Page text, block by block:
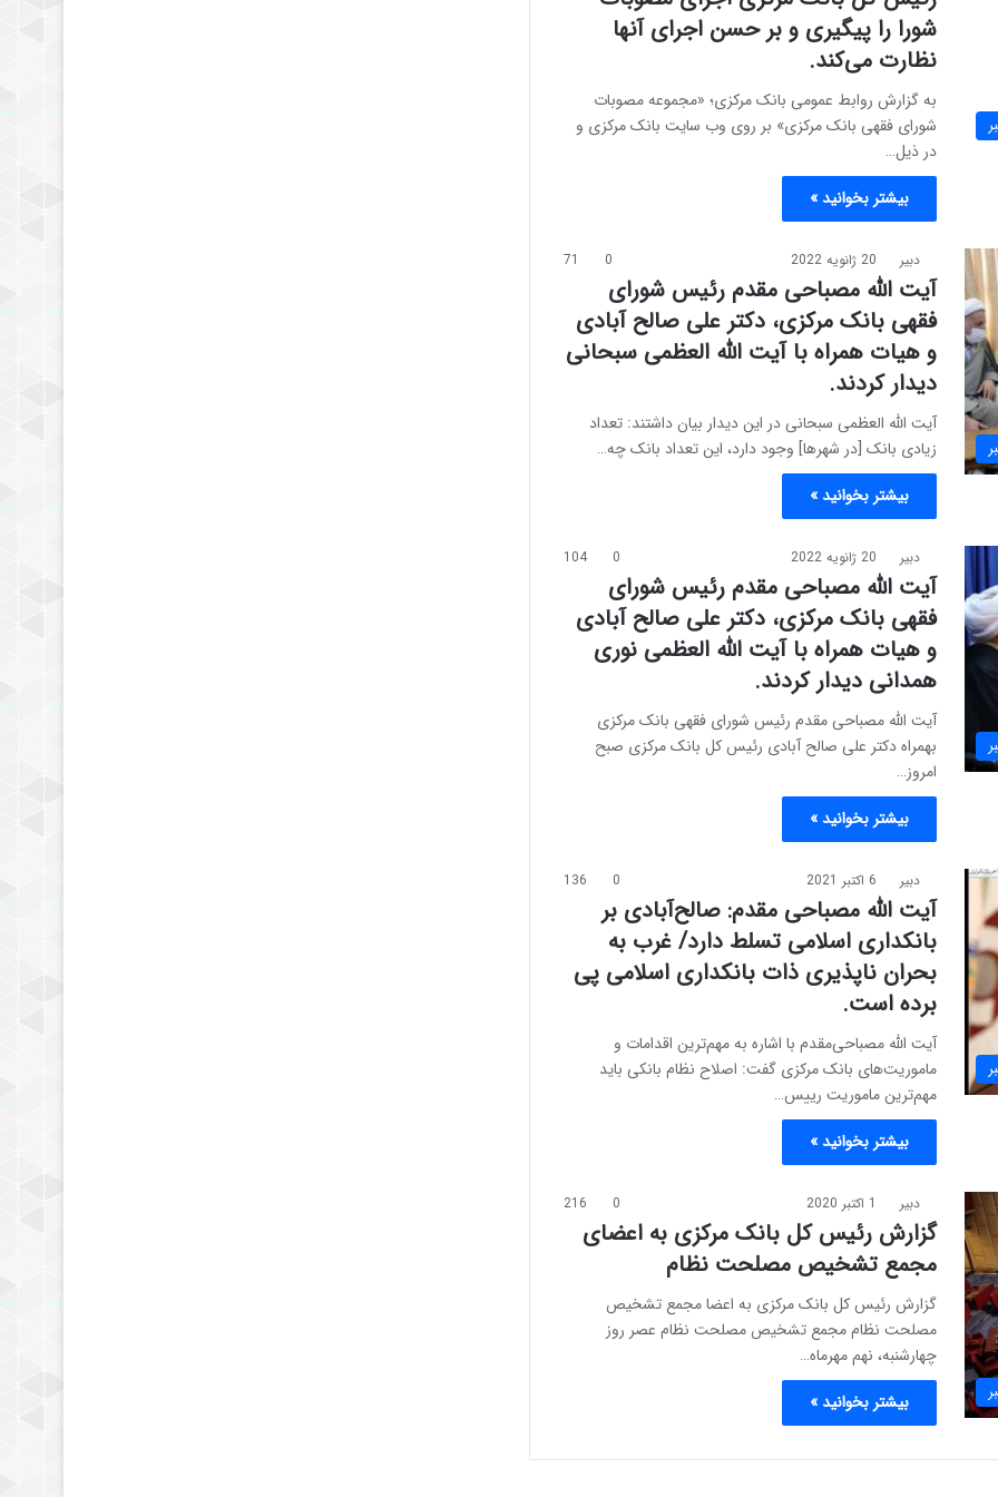
شورا را پیگیری و بر حسن اجرای آنها
نظارت می‌کند.
به گزارش روابط عمومی بانک مرکزی؛ «مجموعه مصوبات
شورای فقهی بانک مرکزی» بر روی وب سایت بانک مرکزی و
در ذیل…
بیشتر بخوانید »
دبیر 20 ژانویه 2022 0
71
آیت الله مصباحی مقدم رئیس شورای
فقهی بانک مرکزی، دکتر علی صالح آبادی
و هیات همراه با آیت الله العظمی سبحانی
دیدار کردند.
آیت الله العظمی سبحانی در این دیدار بیان داشتند: تعداد
زیادی بانک [در شهرها] وجود دارد، این تعداد بانک چه…
بیشتر بخوانید »
دبیر 20 ژانویه 2022 0
104
آیت الله مصباحی مقدم رئیس شورای
فقهی بانک مرکزی، دکتر علی صالح آبادی
و هیات همراه با آیت الله العظمی نوری
همدانی دیدار کردند.
آیت الله مصباحی مقدم رئیس شورای فقهی بانک مرکزی
بهمراه دکتر علی صالح آبادی رئیس کل بانک مرکزی صبح
امروز…
بیشتر بخوانید »
دبیر 6 اکتبر 2021 0
136
آیت الله مصباحی مقدم: صالح‌آبادی بر
بانکداری اسلامی تسلط دارد/ غرب به
بحران ناپذیری ذات بانکداری اسلامی پی
برده‌ است.
آیت الله مصباحی‌مقدم با اشاره به مهم‌ترین اقدامات و
ماموریت‌های بانک مرکزی گفت: اصلاح نظام بانکی باید
مهم‌ترین ماموریت رییس…
بیشتر بخوانید »
دبیر 1 اکتبر 2020 0
216
گزارش رئیس کل بانک مرکزی به اعضای
مجمع تشخیص مصلحت نظام
گزارش رئیس کل بانک مرکزی به اعضا مجمع تشخیص
مصلحت نظام مجمع تشخیص مصلحت نظام عصر روز
چهارشنبه، نهم مهرماه…
بیشتر بخوانید »